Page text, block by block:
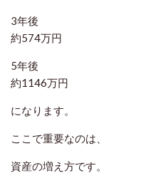
3年後
約574万円
5年後
約1146万円
になります。
ここで重要なのは、
資産の増え方です。